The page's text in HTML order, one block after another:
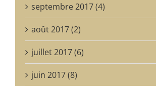
septembre 2017 (4)
août 2017 (2)
juillet 2017 (6)
juin 2017 (8)